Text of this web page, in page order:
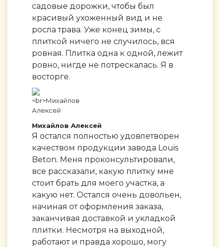
садовые дорожки, чтобы был
красивый ухоженный вид и не
росла трава. Уже конец зимы, с
плиткой ничего не случилось, вся
ровная. Плитка одна к одной, лежит
ровно, нигде не потрескалась. Я в
восторге.
Михайлов Алексей
Я остался полностью удовлетворен
качеством продукции завода Louis
Beton. Меня проконсультировали,
все рассказали, какую плитку мне
стоит брать для моего участка, а
какую нет. Остался очень довольен,
начиная от оформления заказа,
заканчивая доставкой и укладкой
плитки. Несмотря на выходной,
работают и правда хорошо, могу